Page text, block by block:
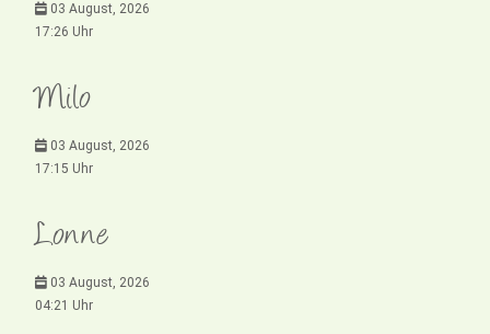
03 August, 2026
17:26 Uhr
Milo
03 August, 2026
17:15 Uhr
Lonne
03 August, 2026
04:21 Uhr